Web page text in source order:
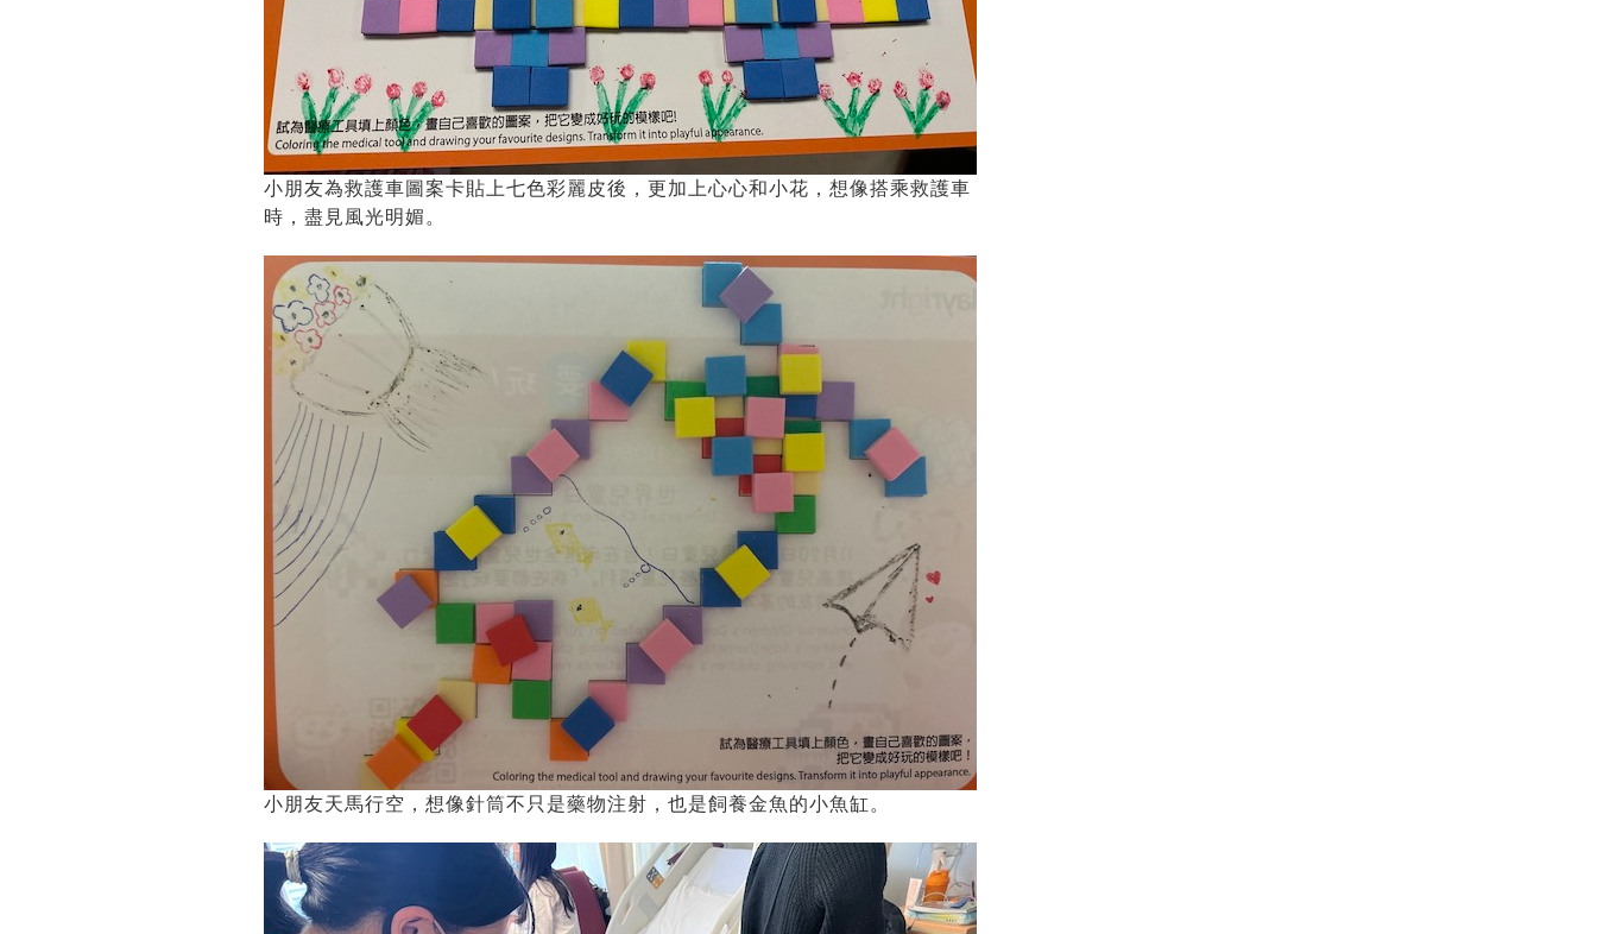
小朋友為救護車圖案卡貼上七色彩麗皮後，更加上心心和小花，想像搭乘救護車
時，盡見風光明媚。
小朋友天馬行空，想像針筒不只是藥物注射，也是飼養金魚的小魚缸。